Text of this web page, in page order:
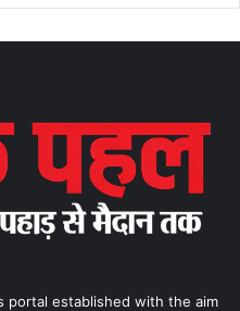
portal established with the aim